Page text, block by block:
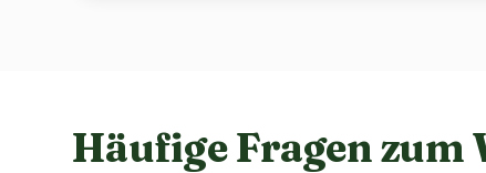
Häufige Fragen zum